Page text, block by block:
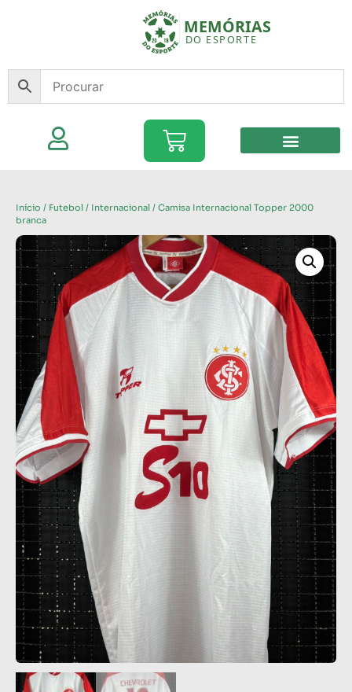
Início / Futebol / Internacional / Camisa Internacional Topper 2000
branca